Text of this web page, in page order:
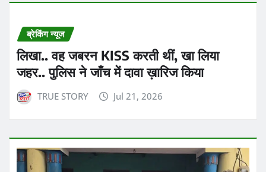
ब्रेकिंग न्यूज
लिखा.. वह जबरन KISS करती थीं, खा लिया
जहर.. पुलिस ने जाँच में दावा ख़ारिज किया
TRUE STORY Jul 21, 2026